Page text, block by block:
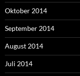
Oktober 2014
September 2014
August 2014
Juli 2014